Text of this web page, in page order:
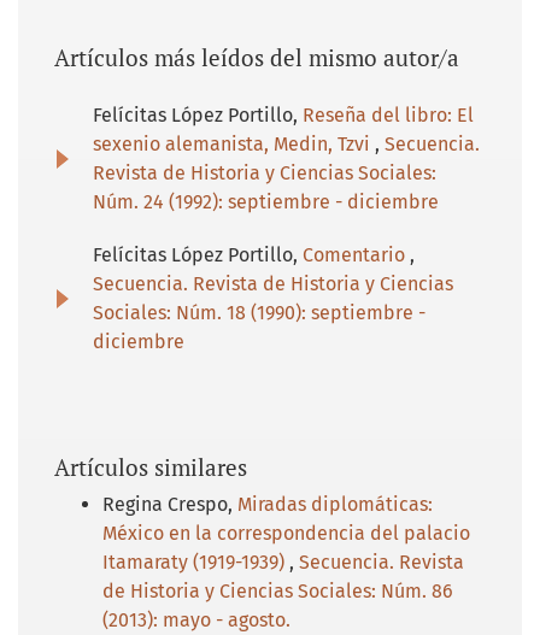
Artículos más leídos del mismo autor/a
Felícitas López Portillo, Reseña del libro: El
sexenio alemanista, Medin, Tzvi , Secuencia.
Revista de Historia y Ciencias Sociales:
Núm. 24 (1992): septiembre - diciembre
Felícitas López Portillo, Comentario ,
Secuencia. Revista de Historia y Ciencias
Sociales: Núm. 18 (1990): septiembre -
diciembre
Artículos similares
Regina Crespo, Miradas diplomáticas:
México en la correspondencia del palacio
Itamaraty (1919-1939) , Secuencia. Revista
de Historia y Ciencias Sociales: Núm. 86
(2013): mayo - agosto.